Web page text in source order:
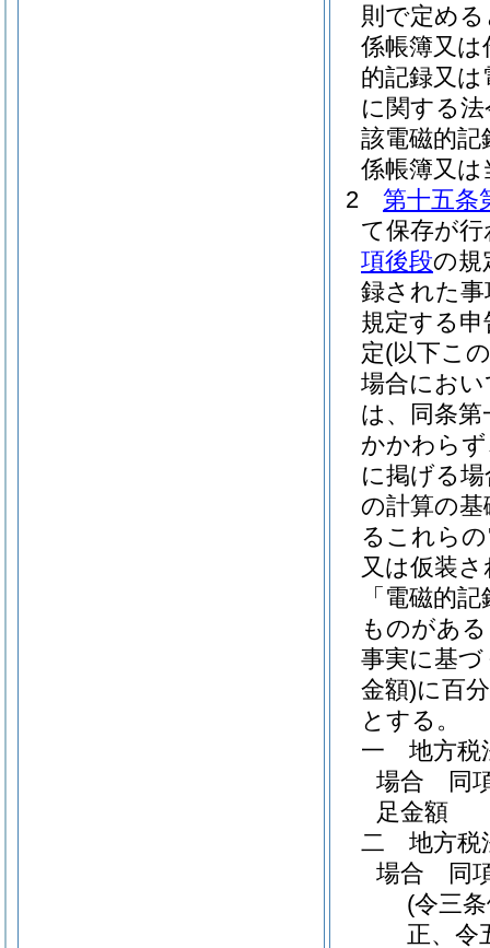
則で定め
係帳簿又
的記録又
に関する
該電磁的
係帳簿又
2
第十五条
て保存が
項後段の規
録された
規定する
定(以下こ
場合にお
は、同条
かかわら
に掲げる
の計算の
るこれら
又は仮装
「電磁的
ものがあ
事実に基
金額)に百
とする。
一
地方税
場合 同
足金額
二
地方税
場合 同
(令三
正、令